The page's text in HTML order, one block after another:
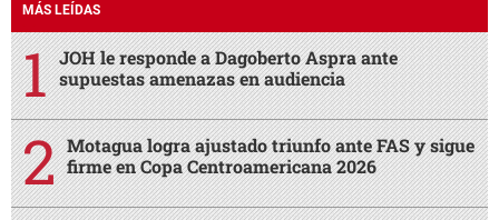
MÁS LEÍDAS
JOH le responde a Dagoberto Aspra ante
supuestas amenazas en audiencia
Motagua logra ajustado triunfo ante FAS y sigue
firme en Copa Centroamericana 2026